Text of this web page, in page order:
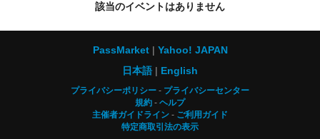
該当のイベントはありません
PassMarket
Yahoo! JAPAN
日本語
English
プライバシーポリシー
プライバシーセンター
規約
ヘルプ
主催者ガイドライン
ご利用ガイド
特定商取引法の表示